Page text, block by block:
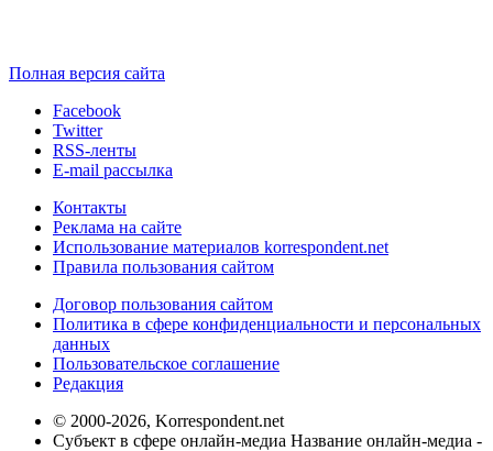
Полная версия сайта
Facebook
Twitter
RSS-ленты
E-mail рассылка
Контакты
Реклама на сайте
Использование материалов korrespondent.net
Правила пользования сайтом
Договор пользования сайтом
Политика в сфере конфиденциальности и персональных
данных
Пользовательское соглашение
Редакция
© 2000-2026, Korrespondent.net
Субъект в сфере онлайн-медиа Название онлайн-медиа -